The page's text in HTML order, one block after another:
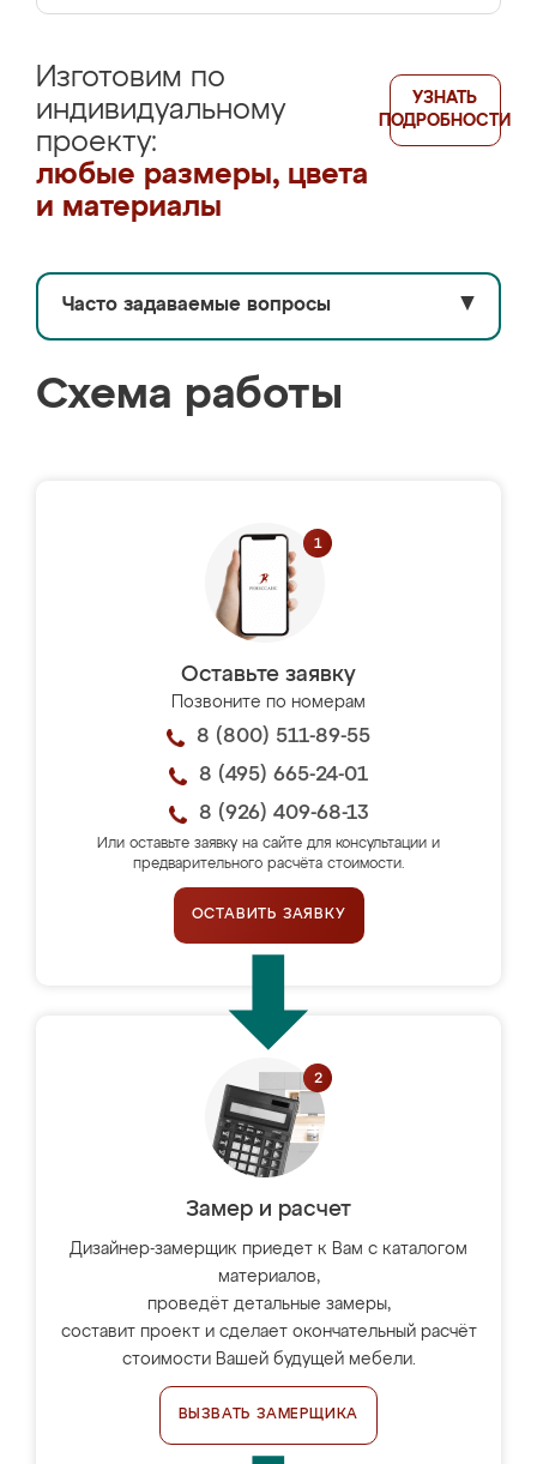
Изготовим по
индивидуальному
проекту:
любые размеры, цвета
и материалы
УЗНАТЬ
ПОДРОБНОСТИ
Часто задаваемые вопросы ▼
Схема работы
Оставьте заявку
Позвоните по номерам
8 (800) 511-89-55
8 (495) 665-24-01
8 (926) 409-68-13
Или оставьте заявку на сайте для консультации и
предварительного расчёта стоимости.
ОСТАВИТЬ ЗАЯВКУ
Замер и расчет
Дизайнер-замерщик приедет к Вам с каталогом
материалов,
проведёт детальные замеры,
составит проект и сделает окончательный расчёт
стоимости Вашей будущей мебели.
ВЫЗВАТЬ ЗАМЕРЩИКА